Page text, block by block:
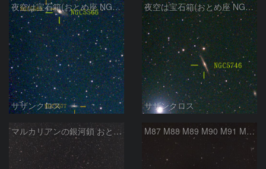
夜空は宝石箱(おとめ座 NGC5566) Seestar50
サザンクロス
夜空は宝石箱(おとめ座 NGC5746) Seestar50
サザンクロス
マルカリアンの銀河鎖 おとめ座・ かみのけ座の銀河 M87 M88 M89 M90 M91 M100 マルカリアンの銀河鎖 おとめ座 かみのけ座